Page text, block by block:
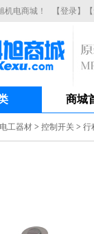
机电商城！ 【登录】
商城
电工器材 > 控制开关 > 行